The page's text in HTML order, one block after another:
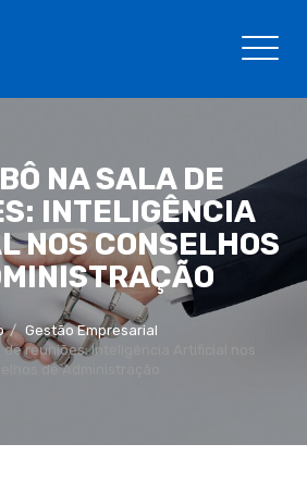
NA SALA DE
INTELIGÊNCIA
NOS CONSELHOS
Gestão Empresarial
de reuniões: Inteligência Artificial nos
de Administração